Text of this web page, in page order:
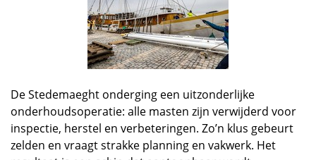
De Stedemaeght onderging een uitzonderlijke
onderhoudsoperatie: alle masten zijn verwijderd voor
inspectie, herstel en verbeteringen. Zo’n klus gebeurt
zelden en vraagt strakke planning en vakwerk. Het